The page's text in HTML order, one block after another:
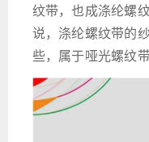
纹带，也成涤纶螺
说，涤纶螺纹带的
些，属于哑光螺纹带